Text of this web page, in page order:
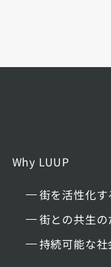
Why LUUP
街を活性化
街との共生
持続可能な